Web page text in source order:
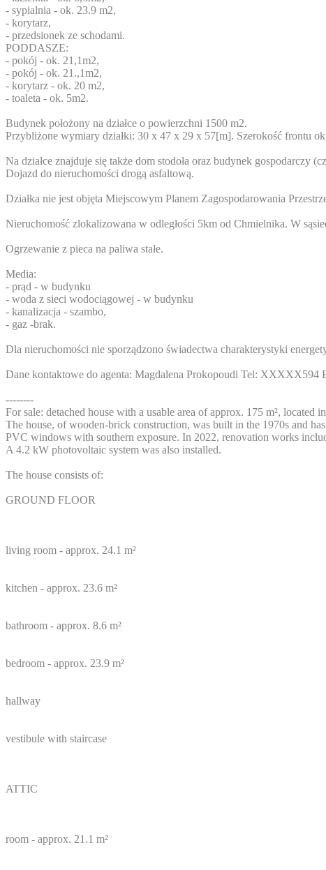
- sypialnia - ok. 23.9 m2,
- korytarz,
- przedsionek ze schodami.
PODDASZE:
- pokój - ok. 21,1m2,
- pokój - ok. 21.,1m2,
- korytarz - ok. 20 m2,
- toaleta - ok. 5m2.
Budynek położony na działce o powierzchni 1500 m2.
Przybliżone wymiary działki: 30 x 47 x 29 x 57[m]. Szerokość frontu
Na działce znajduje się także dom stodoła oraz budynek gospodarczy
Dojazd do nieruchomości drogą asfaltową.
Działka nie jest objęta Miejscowym Planem Zagospodarowania
Nieruchomość zlokalizowana w odległości 5km od Chmielnika. W
Ogrzewanie z pieca na paliwa stałe.
Media:
- prąd - w budynku
- woda z sieci wodociągowej - w budynku
- kanalizacja - szambo,
- gaz -brak.
Dla nieruchomości nie sporządzono świadectwa charakterystyki
Dane kontaktowe do agenta: Magdalena Prokopoudi Tel: XXXXX594
--------
For sale: detached house with a usable area of approx. 175 m², located
The house, of wooden-brick construction, was built in the 1970s and
PVC windows with southern exposure. In 2022, renovation works
A 4.2 kW photovoltaic system was also installed.
The house consists of:
GROUND FLOOR
living room - approx. 24.1 m²
kitchen - approx. 23.6 m²
bathroom - approx. 8.6 m²
bedroom - approx. 23.9 m²
hallway
vestibule with staircase
ATTIC
room - approx. 21.1 m²